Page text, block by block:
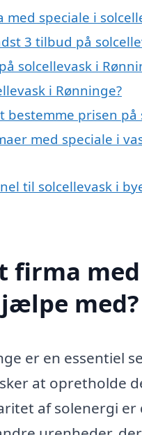
med speciale i
3 tilbud på
solcellevask i
i Rønninge?
bestemme prisen på
med speciale i
til solcellevask i
firma
med?
er en essentiel
at opretholde
af solenergi